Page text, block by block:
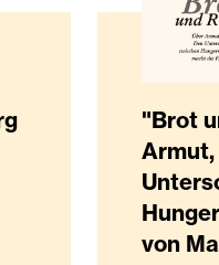
"Brot
Armut,
von